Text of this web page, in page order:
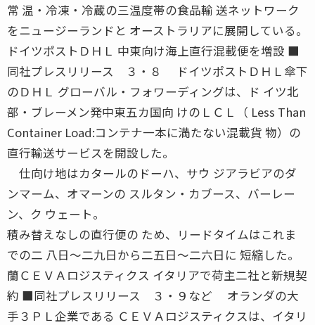
常 温・冷凍・冷蔵の三温度帯の食品輸 送ネットワーク
をニュージーランドと オーストラリアに展開している。
ドイツポストＤＨＬ 中東向け海上直行混載便を増設 ■
同社プレスリリース ３・８ ドイツポストＤＨＬ傘下
のＤＨＬ グローバル・フォワーディングは、ド イツ北
部・ブレーメン発中東五カ国向 けのＬＣＬ（ Less Than
Container Load:コンテナ一本に満たない混載貨 物）の
直行輸送サービスを開設した。
仕向け地はカタールのドーハ、サウ ジアラビアのダ
ンマーム、オマーンの スルタン・カブース、バーレー
ン、ク ウェート。
積み替えなしの直行便の ため、リードタイムはこれま
での二 八日〜二九日から二五日〜二六日に 短縮した。
蘭ＣＥＶＡロジスティクス イタリアで荷主二社と新規契
約 ■同社プレスリリース ３・９など オランダの大
手３ＰＬ企業である ＣＥＶＡロジスティクスは、イタリ